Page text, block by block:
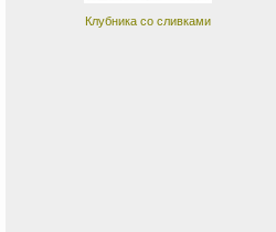
Клубника со сливками